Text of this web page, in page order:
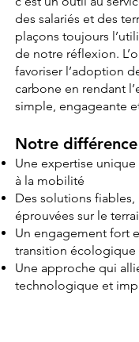
des salariés et des
plaçons toujours
de notre réflexion.
favoriser l’adoption
carbone en rendant
simple, engageante
Notre
Une expertise
à la mobilité
Des solutions fiables,
éprouvées sur le
Un engagement fort
transition écologique
Une approche qui
technologique et